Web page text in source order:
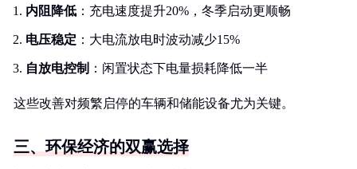
内阻降低 ：充电速度提升20%，冬季启动更顺畅
电压稳定 ：大电流放电时波动减少15%
自放电控制 ：闲置状态下电量损耗降低一半
这些改善对频繁启停的车辆和储能设备尤为关键。
三、环保经济的双赢选择